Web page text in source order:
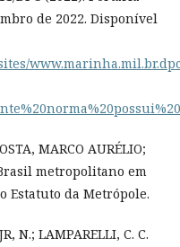
de 2022. Disponível
MARCO AURÉLIO;
Brasil metropolitano em
Estatuto da Metrópole.
N.; LAMPARELLI, C. C.